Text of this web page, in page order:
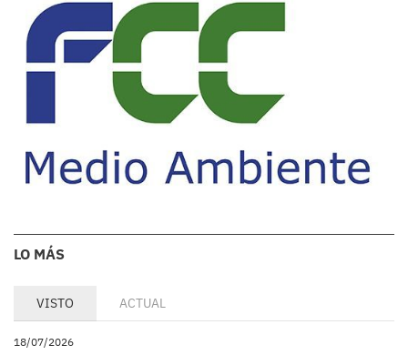
LO MÁS
VISTO ACTUAL
18/07/2026